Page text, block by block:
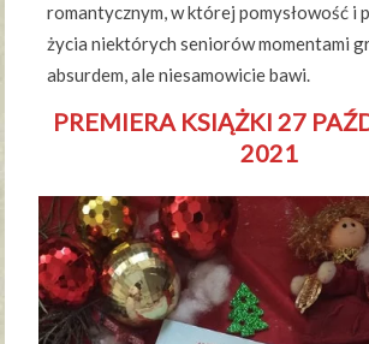
romantycznym, w której pomysłowość i
życia niektórych seniorów momentami
absurdem, ale niesamowicie bawi.
PREMIERA KSIĄŻKI 27
2021